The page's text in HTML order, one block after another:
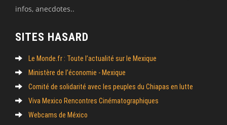
infos, anecdotes..
SITES HASARD
Le Monde.fr : Toute l’actualité sur le Mexique
Ministère de l’économie - Mexique
Comité de solidarité avec les peuples du Chiapas en lutte
Viva Mexico Rencontres Cinématographiques
Webcams de México